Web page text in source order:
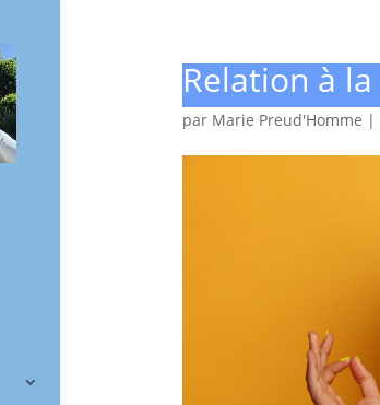
Relation à
par Marie Preud'Homme |